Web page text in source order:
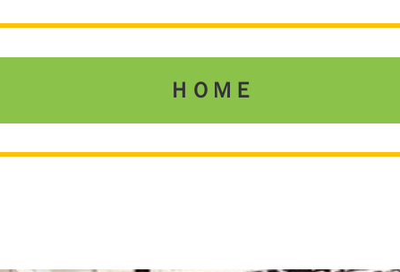
ＨＯＭＥ